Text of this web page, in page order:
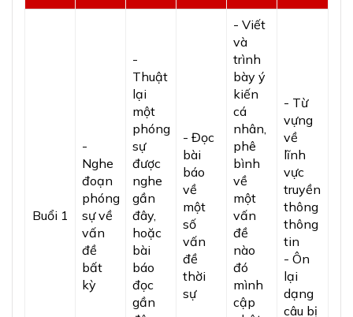
Buổi 1
-
Nghe
đoạn
phóng
sự về
vấn
đề
bất
kỳ
-
Thuật
lại
một
phóng
sự
được
nghe
gần
đây,
hoặc
bài
báo
đọc
gần
- Đọc
bài
báo
về
một
số
vấn
đề
thời
sự
- Viết
và
trình
bày ý
kiến
cá
nhân,
phê
bình
về
một
vấn
đề
nào
đó
mình
cập
- Từ
vựng
về
lĩnh
vực
truyền
thông
thông
tin
- Ôn
lại
dạng
câu bị